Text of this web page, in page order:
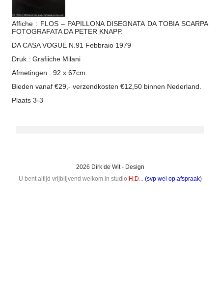
Affiche : FLOS – PAPILLONA DISEGNATA DA TOBIA SCARPA
FOTOGRAFATA DA PETER KNAPP.
DA CASA VOGUE N.91 Febbraio 1979
Druk : Grafiiche Milani
Afmetingen : 92 x 67cm.
Bieden vanaf €29,- verzendkosten €12,50 binnen Nederland.
Plaats 3-3
2026 Dirk de Wit - Design
U bent altijd vrijblijvend welkom in studio H.D... (svp wel op afspraak)